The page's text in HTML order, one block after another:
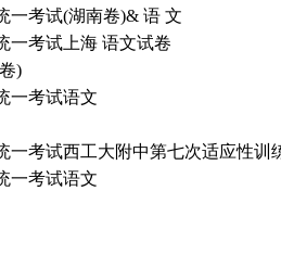
一考试(湖南卷)& 语 文
一考试上海 语文试卷
)
一考试语文
一考试西工大附中第七次适应性训
一考试语文